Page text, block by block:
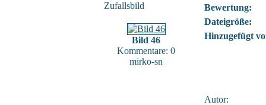
Zufallsbild
Bild 46
Kommentare: 0
mirko-sn
Bewertung:
Dateigröße:
Hinzugefügt
Autor: